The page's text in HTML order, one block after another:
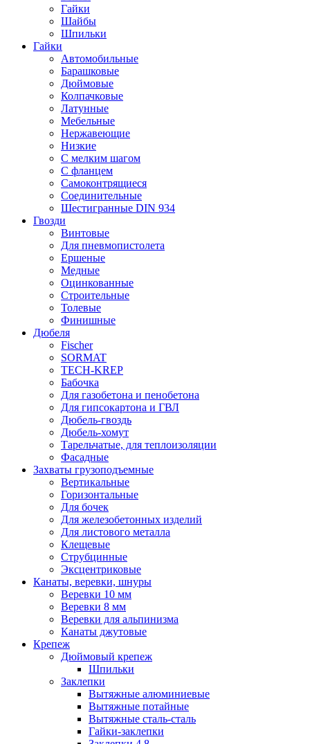
Гайки
Шайбы
Шпильки
Гайки
Автомобильные
Барашковые
Дюймовые
Колпачковые
Латунные
Мебельные
Нержавеющие
Низкие
С мелким шагом
С фланцем
Самоконтрящиеся
Соединительные
Шестигранные DIN 934
Гвозди
Винтовые
Для пневмопистолета
Ершеные
Медные
Оцинкованные
Строительные
Толевые
Финишные
Дюбеля
Fischer
SORMAT
TECH-KREP
Бабочка
Для газобетона и пенобетона
Для гипсокартона и ГВЛ
Дюбель-гвоздь
Дюбель-хомут
Тарельчатые, для теплоизоляции
Фасадные
Захваты грузоподъемные
Вертикальные
Горизонтальные
Для бочек
Для железобетонных изделий
Для листового металла
Клещевые
Струбцинные
Эксцентриковые
Канаты, веревки, шнуры
Веревки 10 мм
Веревки 8 мм
Веревки для альпинизма
Канаты джутовые
Крепеж
Дюймовый крепеж
Шпильки
Заклепки
Вытяжные алюминиевые
Вытяжные потайные
Вытяжные сталь-сталь
Гайки-заклепки